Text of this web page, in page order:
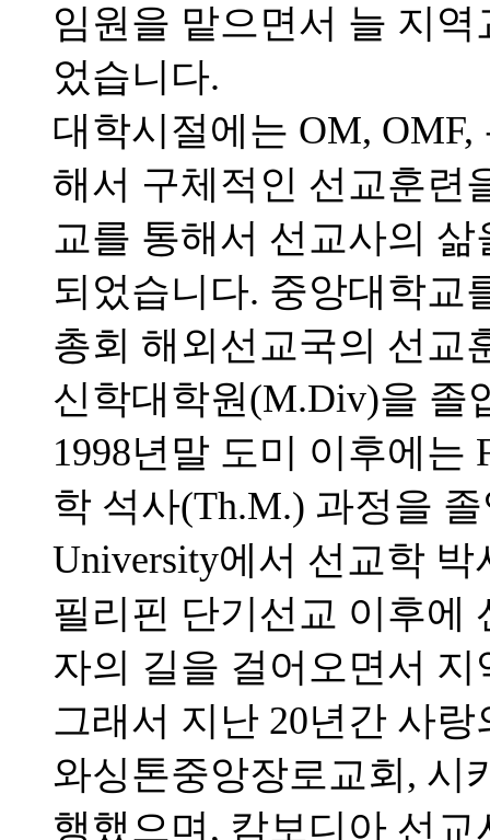
임원을 맡으면서 늘 지
었습니다.
대학시절에는 OM,
해서 구체적인 선교훈련
교를 통해서 선교사의
되었습니다. 중앙대학교
총회 해외선교국의 선교
신학대학원(M.Div)을 졸
1998년말 도미 이후에는
학 석사(Th.M.) 과정을
University에서 선교학
필리핀 단기선교 이후에
자의 길을 걸어오면서
그래서 지난 20년간 사
와싱톤중앙장로교회, 시
행했으며, 캄보디아 선